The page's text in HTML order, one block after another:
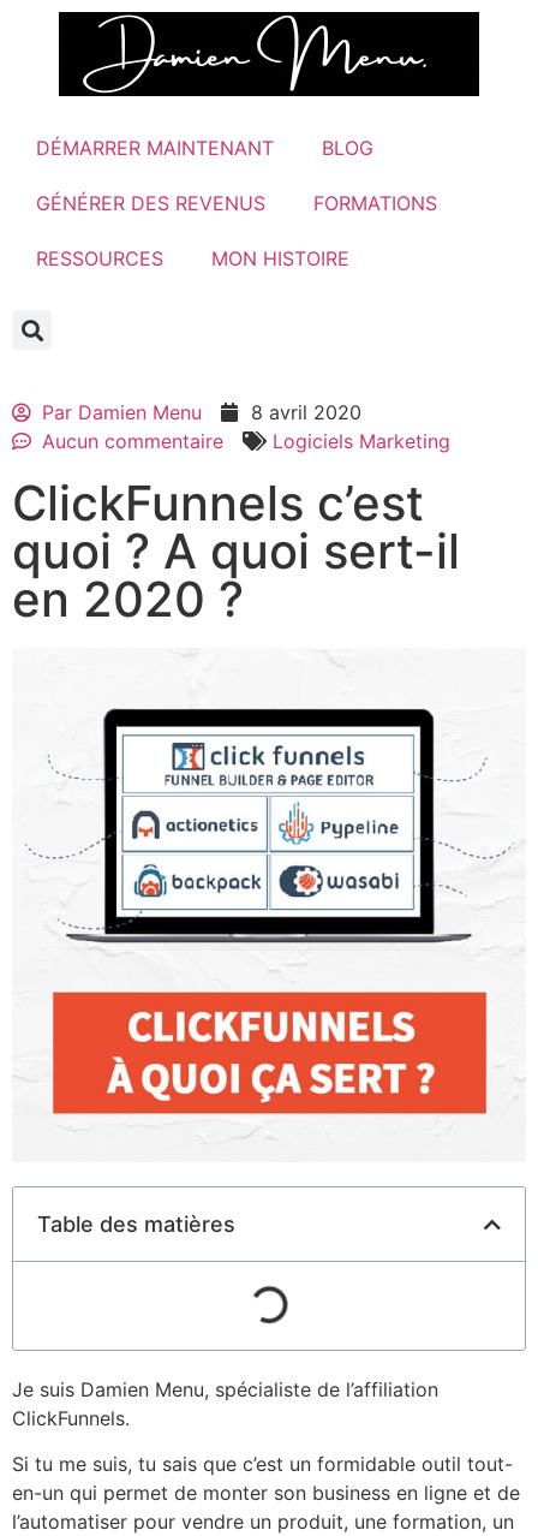
DÉMARRER MAINTENANT BLOG
GÉNÉRER DES REVENUS FORMATIONS
RESSOURCES MON HISTOIRE
Par Damien Menu
8 avril 2020
Aucun commentaire
Logiciels Marketing
ClickFunnels c’est
quoi ? A quoi sert-il
en 2020 ?
Table des matières
Je suis Damien Menu, spécialiste de l’affiliation
ClickFunnels.
Si tu me suis, tu sais que c’est un formidable outil tout-
en-un qui permet de monter son business en ligne et de
l’automatiser pour vendre un produit, une formation, un